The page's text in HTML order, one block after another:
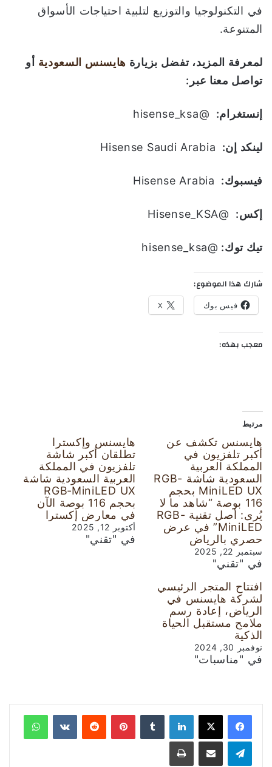
في التكنولوجيا والتوزيع لتلبية احتياجات الأسواق
المتنوعة.
لمعرفة المزيد، تفضل بزيارة هايسنس السعودية أو
تواصل معنا عبر :
إنستغرام: @hisense_ksa
لينكد إن:
فيسبوك:
إكس: @Hisense_KSA
تيك توك: @hisense_ksa
شارك هذا الموضوع:
فيس بوك X
معجب بهذه:
مرتبط
هايسنس تكشف عن
أكبر تلفزيون في
المملكة العربية
السعودية شاشة RGB-
MiniLED UX بحجم
116 بوصة “شاهد ما لا
يُرى: أصل تقنية RGB-
MiniLED” في عرض
حصري بالرياض
سبتمبر 22, 2025
في "تقني"
هايسنس وإكسترا
تطلقان أكبر شاشة
تلفزيون في المملكة
العربية السعودية شاشة
RGB‑MiniLED UX
بحجم 116 بوصة الآن
في معارض إكسترا
أكتوبر 12, 2025
في "تقني"
افتتاح المتجر الرئيسي
لشركة هايسنس في
الرياض، إعادة رسم
ملامح مستقبل الحياة
الذكية
نوفمبر 30, 2024
في "مناسبات"
لينكدإن بينتيريست